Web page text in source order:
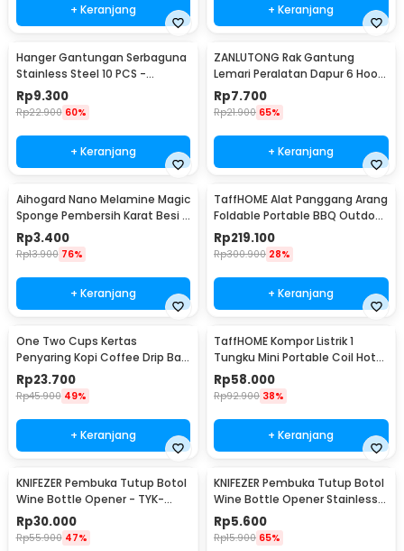
+ Keranjang + Keranjang
Hanger Gantungan Serbaguna
Stainless Steel 10 PCS -
M127105
Rp9.300
Rp22.900 60%
+ Keranjang
ZANLUTONG Rak Gantung
Lemari Peralatan Dapur 6 Hook
Besi - 2137
Rp7.700
Rp21.900 65%
+ Keranjang
Aihogard Nano Melamine Magic
Sponge Pembersih Karat Besi -
CW62
Rp3.400
Rp13.900 76%
+ Keranjang
TaffHOME Alat Panggang Arang
Foldable Portable BBQ Outdoor
Grill Stove - HWSK77
Rp219.100
Rp300.900 28%
+ Keranjang
One Two Cups Kertas
Penyaring Kopi Coffee Drip Bag
Paper Filter 50PCS - T111
Rp23.700
Rp45.900 49%
+ Keranjang
TaffHOME Kompor Listrik 1
Tungku Mini Portable Coil Hot
Plate 500W - C1-1000-03
Rp58.000
Rp92.900 38%
+ Keranjang
KNIFEZER Pembuka Tutup Botol
Wine Bottle Opener - TYK-
074B
Rp30.000
Rp55.900 47%
KNIFEZER Pembuka Tutup Botol
Wine Bottle Opener Stainless
Steel - WS01
Rp5.600
Rp15.900 65%